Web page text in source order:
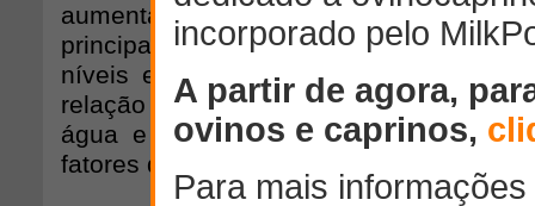
aumentam a quantidade de fósforo
principal causa de urolitíase é o uso de
níveis excessivos de fósforo e
relação de cálcio:fósforo está
água e fontes de água ricas em
fatores que contribuem para a formação